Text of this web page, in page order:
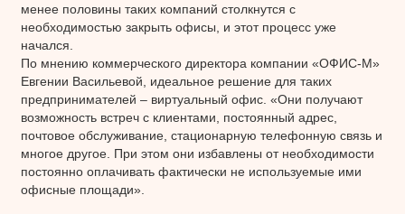
менее половины таких компаний столкнутся с
необходимостью закрыть офисы, и этот процесс уже
начался.
По мнению коммерческого директора компании «ОФИС-М»
Евгении Васильевой, идеальное решение для таких
предпринимателей – виртуальный офис. «Они получают
возможность встреч с клиентами, постоянный адрес,
почтовое обслуживание, стационарную телефонную связь и
многое другое. При этом они избавлены от необходимости
постоянно оплачивать фактически не используемые ими
офисные площади».